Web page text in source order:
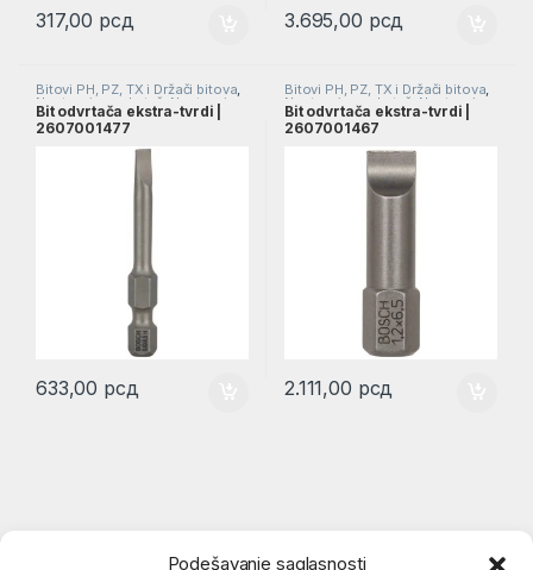
Podešavanje saglasnosti
317,00 рсд 3.695,00 рсд
Bitovi PH, PZ, TX i Držači bitova,
Nastavci za odvrtač Nastavci za
odvrtače
Bit odvrtača ekstra-tvrdi |
2607001477
633,00 рсд
Bitovi PH, PZ, TX i Držači bitova,
Nastavci za odvrtač Nastavci za
odvrtače
Bit odvrtača ekstra-tvrdi |
2607001467
2.111,00 рсд